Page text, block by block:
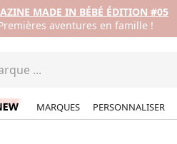
MADE IN BÉBÉ ÉDITION #05
aventures en famille !
MARQUES PERSONNALISER